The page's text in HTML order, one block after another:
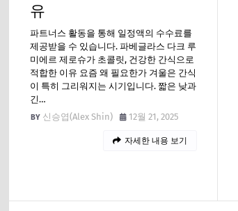
유
파트너스 활동을 통해 일정액의 수수료를
제공받을 수 있습니다. 파베글라스 다크 루
미에르 제로슈가 초콜릿, 건강한 간식으로
적합한 이유 요즘 왜 필요한가 겨울은 간식
이 특히 그리워지는 시기입니다. 짧은 낮과
긴…
신승엽(Alex Shin)
12월 21, 2025
자세한 내용 보기